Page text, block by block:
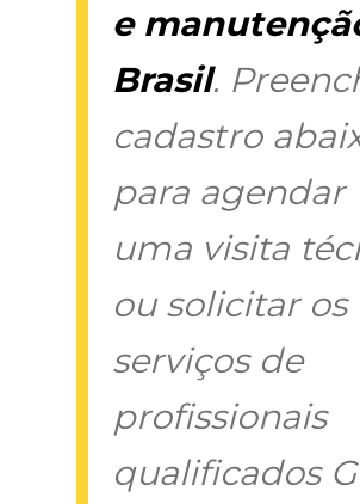
e
Brasil.
cadastro
para agendar
uma visita
ou solicitar os
serviços de
profissionais
qualificados